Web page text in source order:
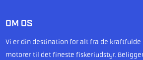
OM OS
Vi er din destination for alt fra de kraftfulde
motorer til det fineste fiskeriudstyr.